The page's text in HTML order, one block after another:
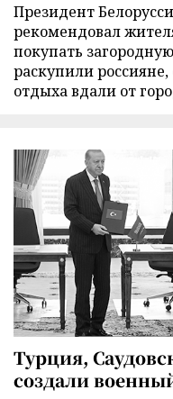
Президент
рекомендовал
покупать
раскупили
отдыха вдали от
Турция,
создали